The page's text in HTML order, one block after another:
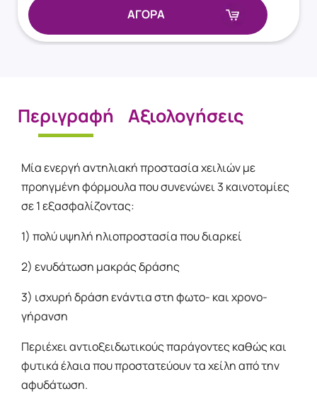
ΑΓΟΡΑ
Περιγραφή Αξιολογήσεις
Μία ενεργή αντηλιακή προστασία χειλιών με
προηγμένη φόρμουλα που συνενώνει 3 καινοτομίες
σε 1 εξασφαλίζοντας:
1) πολύ υψηλή ηλιοπροστασία που διαρκεί
2) ενυδάτωση μακράς δράσης
3) ισχυρή δράση ενάντια στη φωτο- και χρονο-
γήρανση
Περιέχει αντιοξειδωτικούς παράγοντες καθώς και
φυτικά έλαια που προστατεύουν τα χείλη από την
αφυδάτωση.